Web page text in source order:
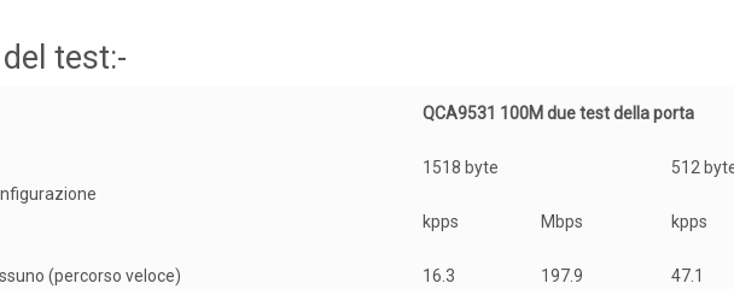
test:-
QCA9531 100M due test della porta
1518 byte 512
kpps Mbps kpps
(percorso veloce) 16.3 197.9 47.1